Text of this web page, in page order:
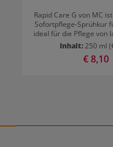
Rapid Care G von MC
Sofortpflege-Sprühkur
ideal für die Pflege
Resultat: Vitalität und seidiger Glanz GlatteInhalt:250 ml
€ 8,10